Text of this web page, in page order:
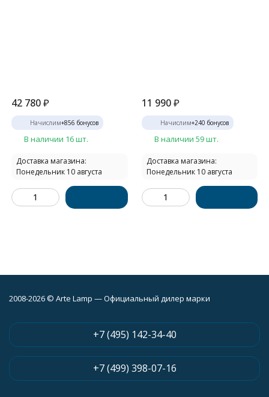
42 780₽
Начислим+856 бонусов
В наличии 16 шт.
Доставка магазина:
Понедельник 10 августа
11 990 ₽
Начислим+240 бонусов
В наличии 59 шт.
Доставка магазина:
Понедельник 10 августа
2008-2026 © Arte Lamp — Официальный дилер марки
+7 (495) 142-34-40
+7 (499) 398-07-16